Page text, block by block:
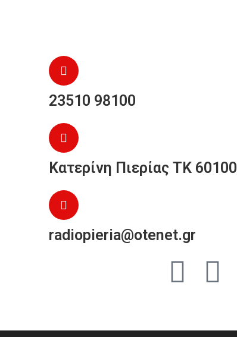
23510 98100
Κατερίνη Πιερίας ΤΚ 60100
radiopieria@otenet.gr